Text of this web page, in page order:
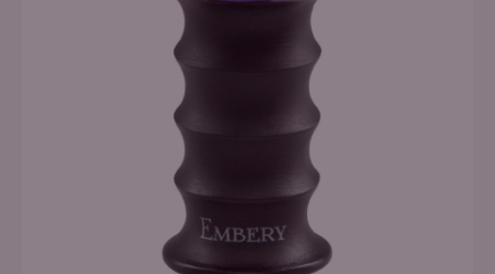
Додати в кошик